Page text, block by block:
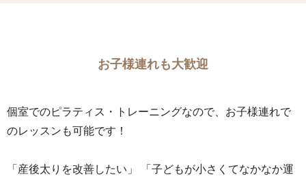
お子様連れも大歓迎
個室でのピラティス・トレーニングなので、お子様連れで
のレッスンも可能です！
「産後太りを改善したい」 「子どもが小さくてなかなか運